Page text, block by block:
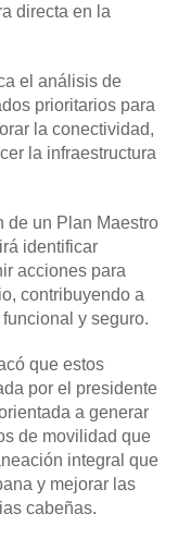
directa en la
el análisis de
prioritarios para
la conectividad,
la infraestructura
de un Plan Maestro
identificar
acciones para
contribuyendo a
y seguro.
que estos
por el presidente
a generar
de movilidad que
integral que
y mejorar las
cabeñas.